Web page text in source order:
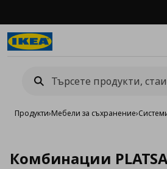
Продукти›Мебели за съхранение›
Комбинации